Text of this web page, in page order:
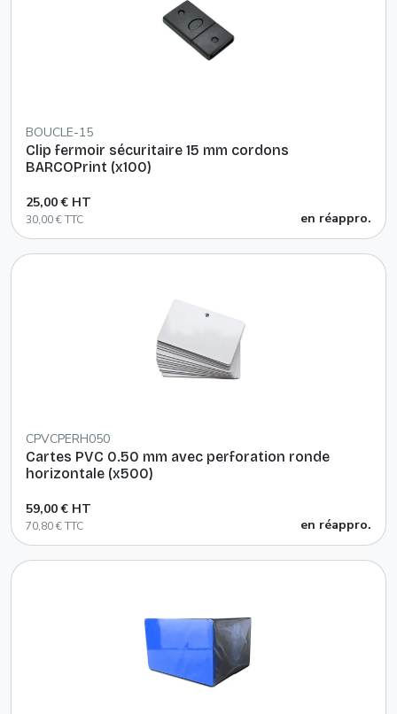
BOUCLE-15
Clip fermoir sécuritaire 15 mm cordons
BARCOPrint (x100)
25,00 € HT
30,00 € TTC en réappro.
CPVCPERH050
Cartes PVC 0.50 mm avec perforation ronde
horizontale (x500)
59,00 € HT
70,80 € TTC en réappro.